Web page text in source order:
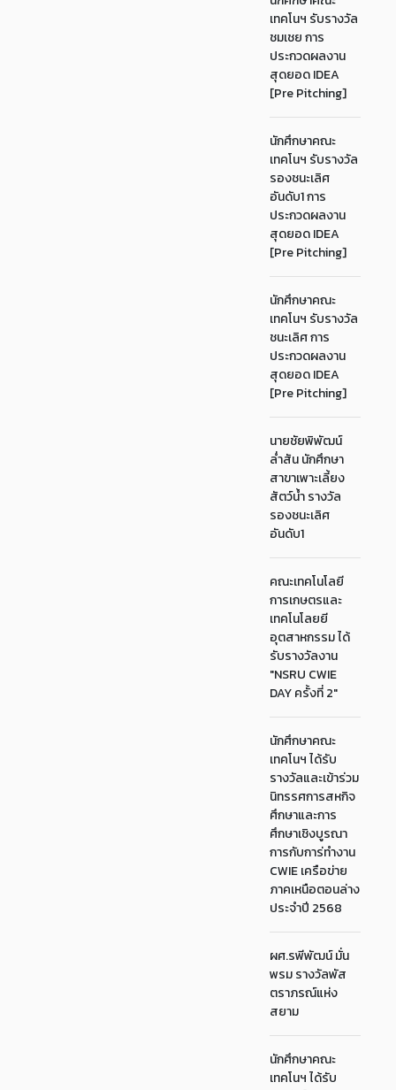
เทคโนฯ รับรางวัล
ชมเชย การ
ประกวดผลงาน
สุดยอด IDEA
[Pre Pitching]
นักศึกษาคณะ
เทคโนฯ รับรางวัล
รองชนะเลิศ
อันดับ1 การ
ประกวดผลงาน
สุดยอด IDEA
[Pre Pitching]
นักศึกษาคณะ
เทคโนฯ รับรางวัล
ชนะเลิศ การ
ประกวดผลงาน
สุดยอด IDEA
[Pre Pitching]
นายชัยพิพัฒน์
ล่ำสัน นักศึกษา
สาขาเพาะเลี้ยง
สัตว์น้ำ รางวัล
รองชนะเลิศ
อันดับ1
คณะเทคโนโลยี
การเกษตรและ
เทคโนโลยยี
อุตสาหกรรม ได้
รับรางวัลงาน
"NSRU CWIE
DAY ครั้งที่ 2"
นักศึกษาคณะ
เทคโนฯ ได้รับ
รางวัลและเข้าร่วม
นิทรรศการสหกิจ
ศึกษาและการ
ศึกษาเชิงบูรณา
การกับการ่ทำงาน
CWIE เครือข่าย
ภาคเหนือตอนล่าง
ประจำปี 2568
ผศ.รพีพัฒน์ มั่น
พรม รางวัลพัส
ตราภรณ์แห่ง
สยาม
นักศึกษาคณะ
เทคโนฯ ได้รับ